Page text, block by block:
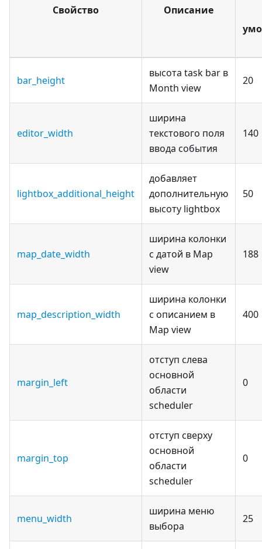
Свойство Описание
bar_height
высота task bar в
Month view
20
editor_width
ширина
текстового поля
ввода события
140
lightbox_additional_height
добавляет
дополнительную
высоту lightbox
50
map_date_width
ширина колонки
с датой в Map
view
188
map_description_width
ширина колонки
с описанием в
Map view
400
margin_left
отступ слева
основной
области
scheduler
0
margin_top
отступ сверху
основной
области
scheduler
0
menu_width
ширина меню
выбора
25